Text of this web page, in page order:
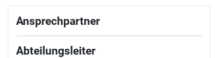
Ansprechpartner
Abteilungsleiter